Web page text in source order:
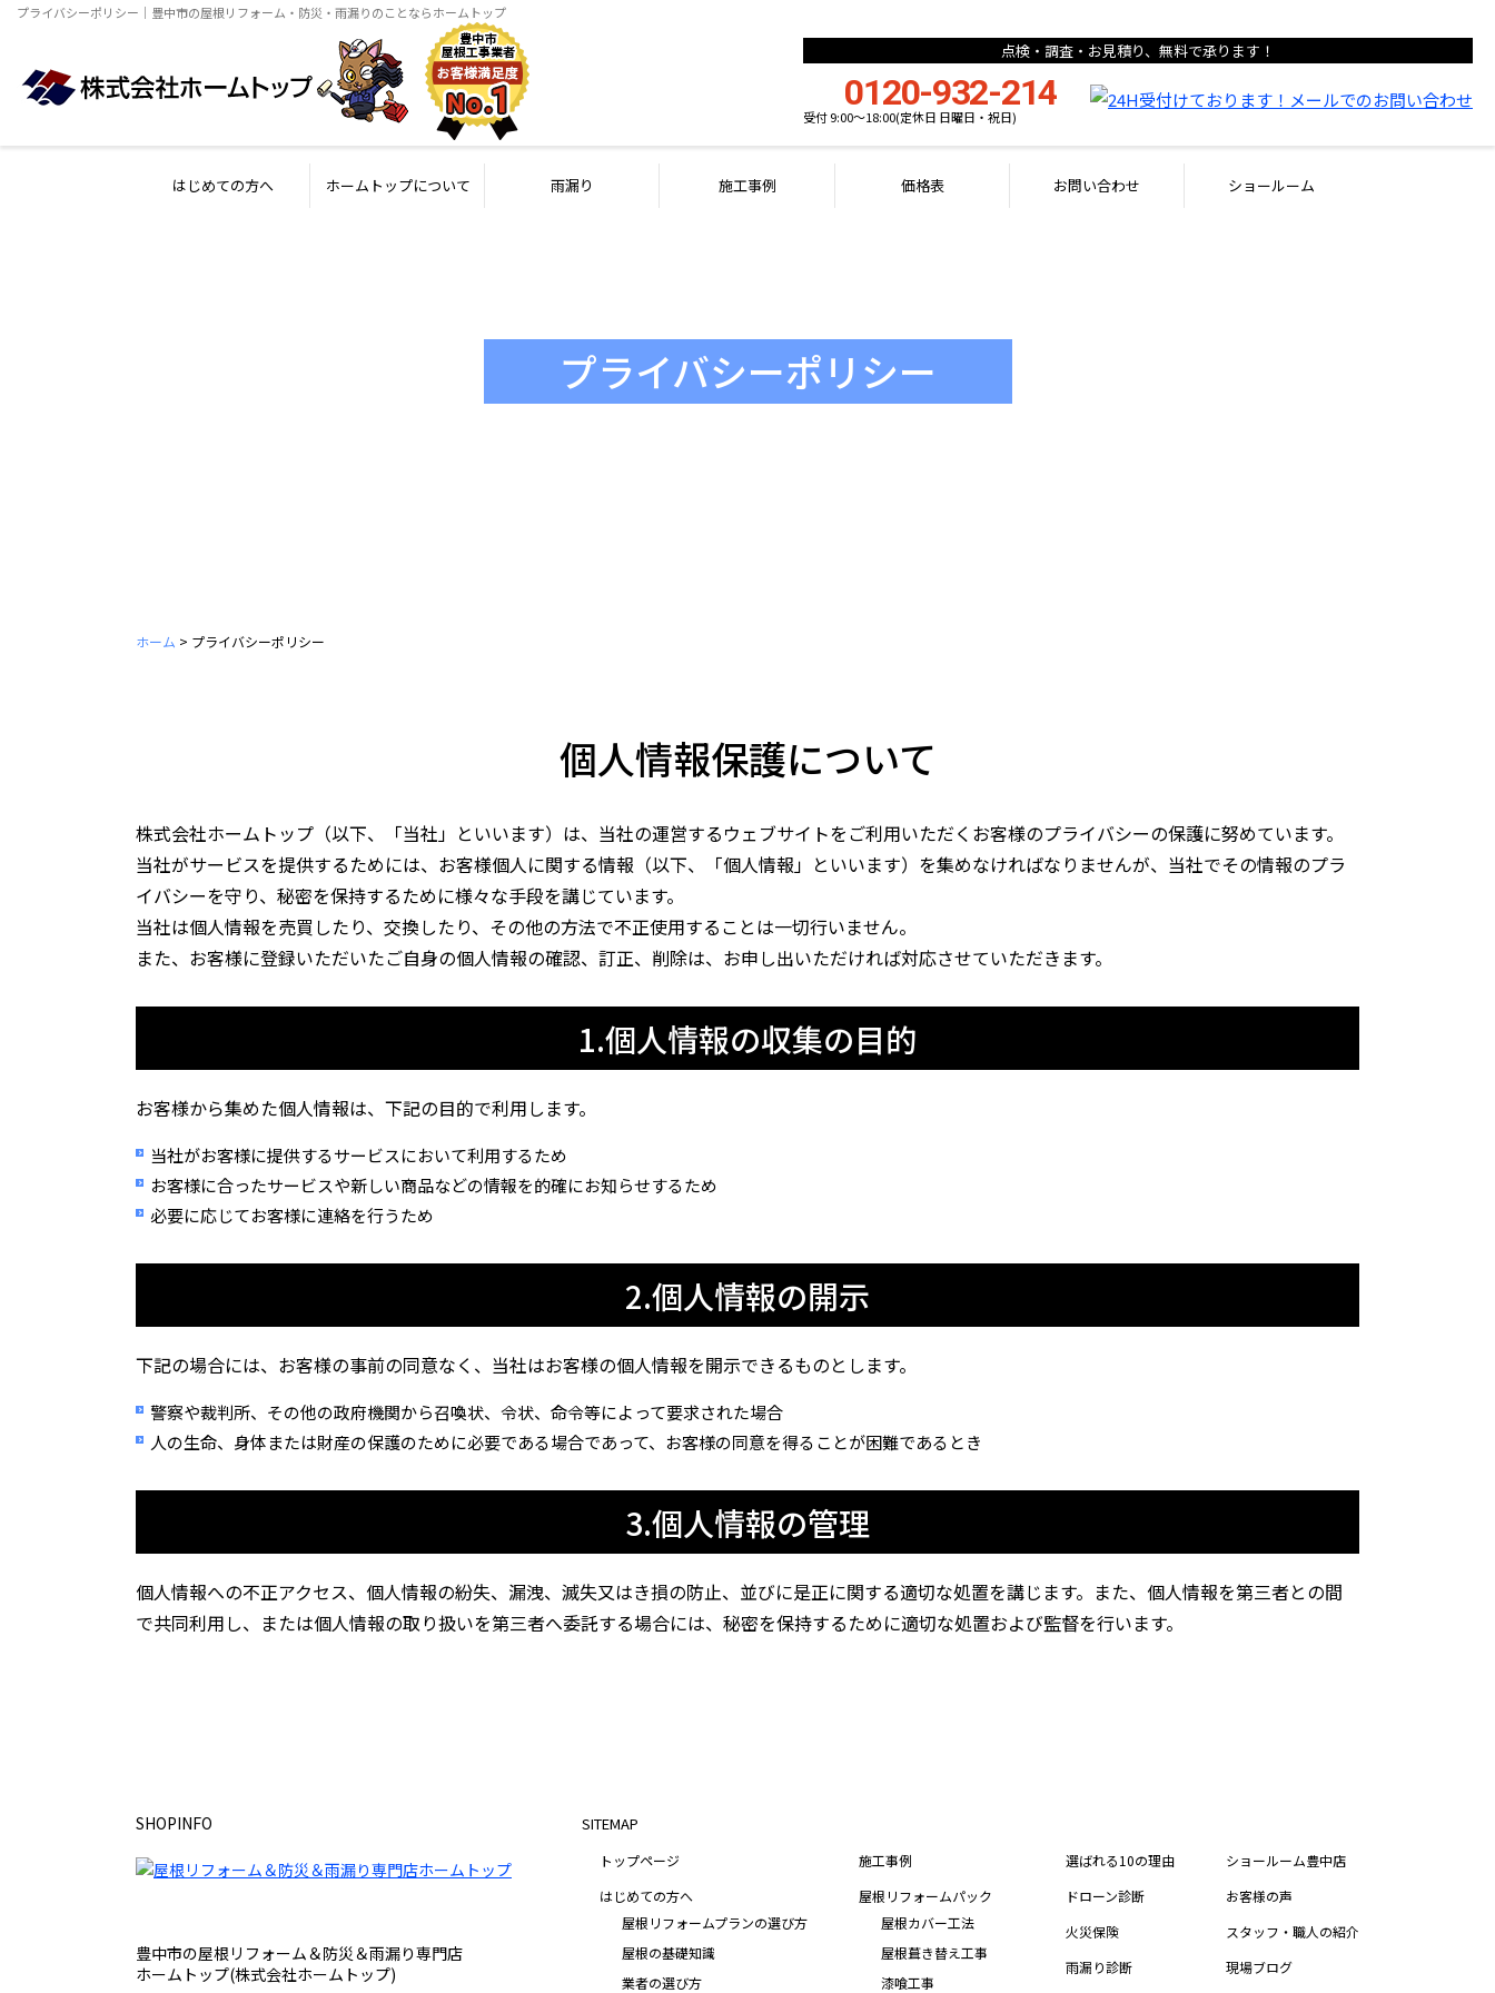
プライバシーポリシー｜豊中市の屋根リフォーム・防災・雨漏りのことならホームトップ
点検・調査・お見積り、無料で承ります！
0120-932-214
受付 9:00〜18:00(定休日 日曜日・祝日)
はじめての方へ ホームトップについて 雨漏り 施工事例 価格表 お問い合わせ ショールーム
プライバシーポリシー
ホーム > プライバシーポリシー
個人情報保護について
株式会社ホームトップ（以下、「当社」といいます）は、当社の運営するウェブサイトをご利用いただくお客様のプライバシーの保護に努めています。
当社がサービスを提供するためには、お客様個人に関する情報（以下、「個人情報」といいます）を集めなければなりませんが、当社でその情報のプラ
イバシーを守り、秘密を保持するために様々な手段を講じています。
当社は個人情報を売買したり、交換したり、その他の方法で不正使用することは一切行いません。
また、お客様に登録いただいたご自身の個人情報の確認、訂正、削除は、お申し出いただければ対応させていただきます。
1.個人情報の収集の目的
お客様から集めた個人情報は、下記の目的で利用します。
当社がお客様に提供するサービスにおいて利用するため
お客様に合ったサービスや新しい商品などの情報を的確にお知らせするため
必要に応じてお客様に連絡を行うため
2.個人情報の開示
下記の場合には、お客様の事前の同意なく、当社はお客様の個人情報を開示できるものとします。
警察や裁判所、その他の政府機関から召喚状、令状、命令等によって要求された場合
人の生命、身体または財産の保護のために必要である場合であって、お客様の同意を得ることが困難であるとき
3.個人情報の管理
個人情報への不正アクセス、個人情報の紛失、漏洩、滅失又はき損の防止、並びに是正に関する適切な処置を講じます。また、個人情報を第三者との間
で共同利用し、または個人情報の取り扱いを第三者へ委託する場合には、秘密を保持するために適切な処置および監督を行います。
SHOPINFO
豊中市の屋根リフォーム＆防災＆雨漏り専門店
ホームトップ(株式会社ホームトップ)
SITEMAP
トップページ
はじめての方へ
屋根リフォームプランの選び方
屋根の基礎知識
業者の選び方
施工事例
屋根リフォームパック
屋根カバー工法
屋根葺き替え工事
漆喰工事
選ばれる10の理由
ドローン診断
火災保険
雨漏り診断
ショールーム豊中店
お客様の声
スタッフ・職人の紹介
現場ブログ